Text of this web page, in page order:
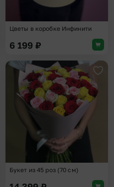
Цветы в коробке Инфинити
6 199 ₽
в избранное
Букет из 45 роз (70 см)